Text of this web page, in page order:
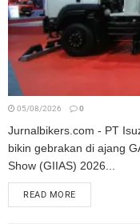
05/08/2026 0
Jurnalbikers.com - PT
bikin gebrakan di ajang
Show (GIIAS) 2026...
READ MORE